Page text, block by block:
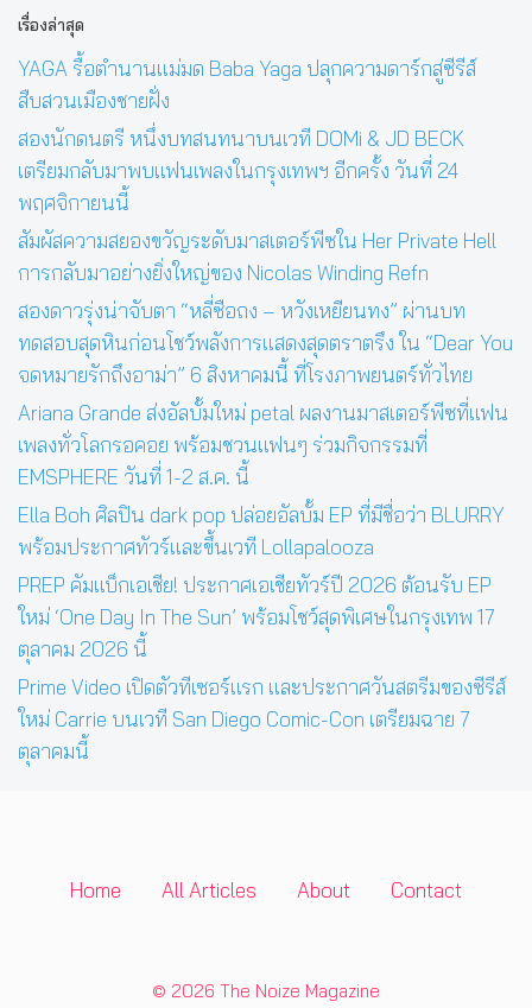
เรื่องล่าสุด
YAGA รื้อตำนานแม่มด Baba Yaga ปลุกความดาร์กสู่ซีรีส์
สืบสวนเมืองชายฝั่ง
สองนักดนตรี หนึ่งบทสนทนาบนเวที DOMi & JD BECK
เตรียมกลับมาพบแฟนเพลงในกรุงเทพฯ อีกครั้ง วันที่ 24
พฤศจิกายนนี้
สัมผัสความสยองขวัญระดับมาสเตอร์พีซใน Her Private Hell
การกลับมาอย่างยิ่งใหญ่ของ Nicolas Winding Refn
สองดาวรุ่งน่าจับตา “หลี่ซือถง – หวังเหยียนทง” ผ่านบท
ทดสอบสุดหินก่อนโชว์พลังการแสดงสุดตราตรึง ใน “Dear You
จดหมายรักถึงอาม่า” 6 สิงหาคมนี้ ที่โรงภาพยนตร์ทั่วไทย
Ariana Grande ส่งอัลบั้มใหม่ petal ผลงานมาสเตอร์พีซที่แฟน
เพลงทั่วโลกรอคอย พร้อมชวนแฟนๆ ร่วมกิจกรรมที่
EMSPHERE วันที่ 1-2 ส.ค. นี้
Ella Boh ศิลปิน dark pop ปล่อยอัลบั้ม EP ที่มีชื่อว่า BLURRY
พร้อมประกาศทัวร์และขึ้นเวที Lollapalooza
PREP คัมแบ็กเอเชีย! ประกาศเอเชียทัวร์ปี 2026 ต้อนรับ EP
ใหม่ ‘One Day In The Sun’ พร้อมโชว์สุดพิเศษในกรุงเทพ 17
ตุลาคม 2026 นี้
Prime Video เปิดตัวทีเซอร์แรก และประกาศวันสตรีมของซีรีส์
ใหม่ Carrie บนเวที San Diego Comic-Con เตรียมฉาย 7
ตุลาคมนี้
Home All Articles About Contact
© 2026 The Noize Magazine